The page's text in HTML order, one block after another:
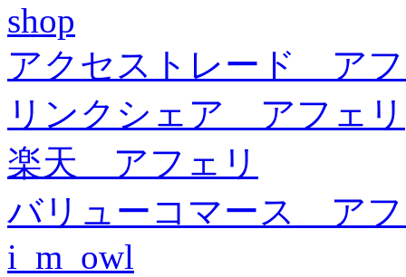
shop
アクセストレード ア
リンクシェア アフェリ
楽天 アフェリ
バリューコマース ア
i_m_owl